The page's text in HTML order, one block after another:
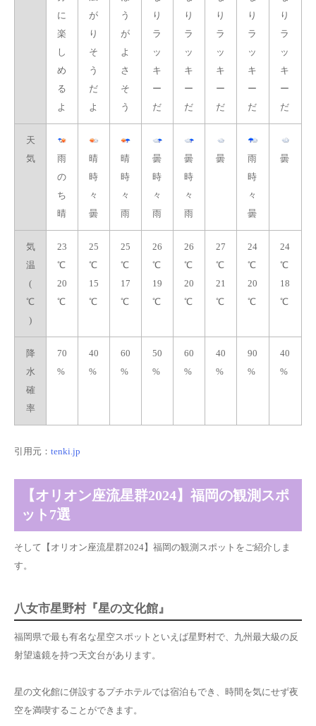
に
楽
し
め
る
よ
が
り
そ
う
だ
よ
う
が
よ
さ
そ
う
り
ラ
ッ
キ
ー
だ
り
ラ
ッ
キ
ー
だ
り
ラ
ッ
キ
ー
だ
り
ラ
ッ
キ
ー
だ
り
ラ
ッ
キ
ー
だ
天
気
雨
の
ち
晴
晴
時
々
曇
晴
時
々
雨
曇
時
々
雨
曇
時
々
雨
曇
雨
時
々
曇
曇
気
温
(
℃
)
23
℃
20
℃
25
℃
15
℃
25
℃
17
℃
26
℃
19
℃
26
℃
20
℃
27
℃
21
℃
24
℃
20
℃
24
℃
18
℃
降
水
確
率
70
%
40
%
60
%
50
%
60
%
40
%
90
%
40
%
引用元： tenki.jp
【オリオン座流星群2024】福岡の観測スポ
ット7選
そして【オリオン座流星群2024】福岡の観測スポットをご紹介しま
す。
八女市星野村『星の文化館』
福岡県で最も有名な星空スポットといえば星野村で、九州最大級の反
射望遠鏡を持つ天文台があります。
星の文化館に併設するプチホテルでは宿泊もでき、時間を気にせず夜
空を満喫することができます。